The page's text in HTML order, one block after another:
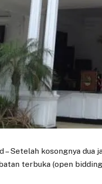
– Setelah kosongnya
terbuka (open